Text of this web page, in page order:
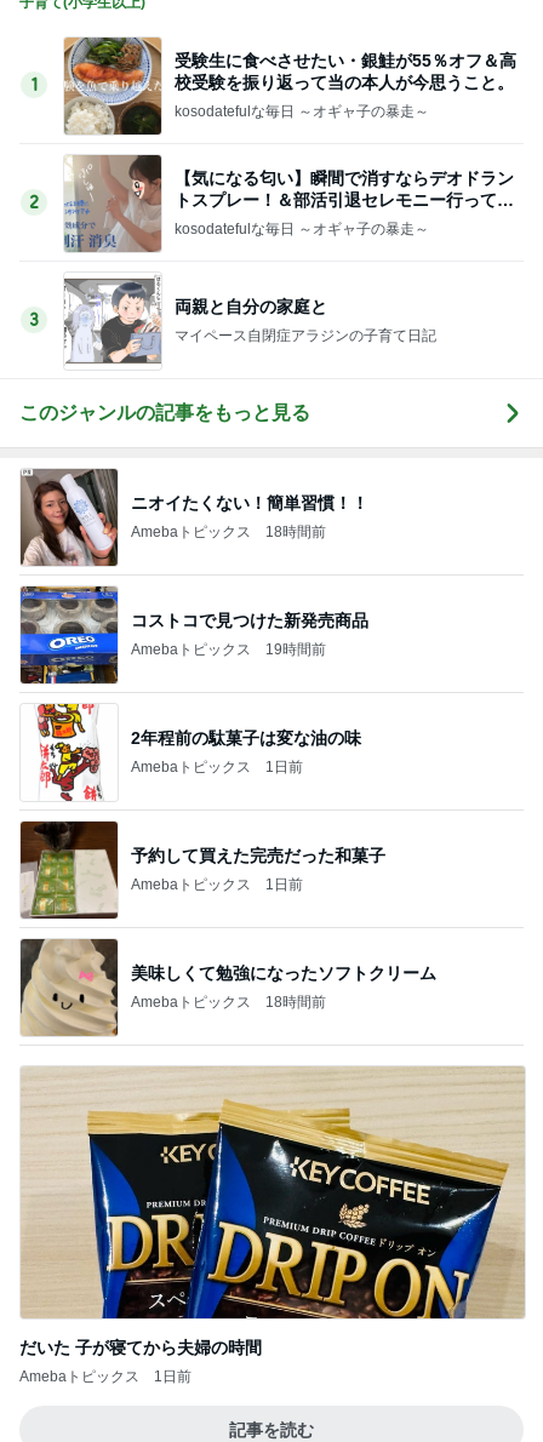
1
受験生に食べさせたい・銀鮭が55％オフ＆高
校受験を振り返って当の本人が今思うこと。
kosodatefulな毎日 ～オギャ子の暴走～
2
【気になる匂い】瞬間で消すならデオドラン
トスプレー！＆部活引退セレモニー行ってき
た
kosodatefulな毎日 ～オギャ子の暴走～
3
両親と自分の家庭と
マイペース自閉症アラジンの子育て日記
このジャンルの記事をもっと見る
ニオイたくない！簡単習慣！！
Amebaトピックス 18時間前
コストコで見つけた新発売商品
Amebaトピックス 19時間前
2年程前の駄菓子は変な油の味
Amebaトピックス 1日前
予約して買えた完売だった和菓子
Amebaトピックス 1日前
美味しくて勉強になったソフトクリーム
Amebaトピックス 18時間前
だいた 子が寝てから夫婦の時間
Amebaトピックス 1日前
記事を読む